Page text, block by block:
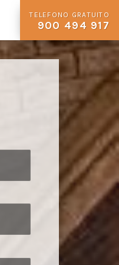
TELEFONO GRATUITO
900 494 917